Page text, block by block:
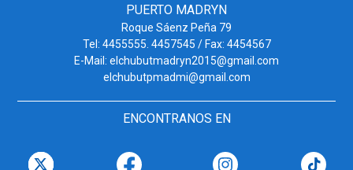
PUERTO MADRYN
Roque Sáenz Peña 79
Tel: 4455555. 4457545 / Fax: 4454567
E-Mail: elchubutmadryn2015@gmail.com
elchubutpmadmi@gmail.com
ENCONTRANOS EN